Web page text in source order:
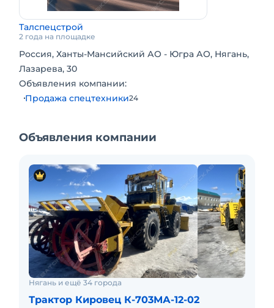
Талспецстрой
2 года на площадке
Россия, Ханты-Мансийский АО - Югра АО, Нягань,
Лазарева, 30
Объявления компании:
Продажа спецтехники24
Объявления компании
Нягань и ещё 34 города
Трактор Кировец К-703МА-12-02